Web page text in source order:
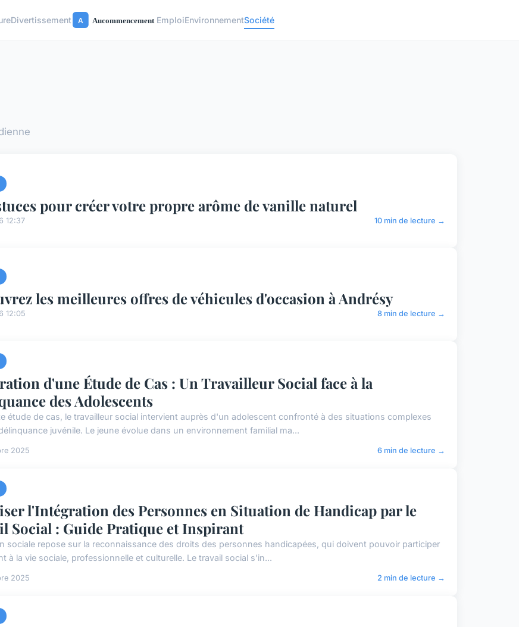
Divertissement EmploiEnvironnementSociété
pour créer votre propre arôme de vanille naturel
12:37 10 min de lecture →
les meilleures offres de véhicules d'occasion à Andrésy
12:05 8 min de lecture →
d'une Étude de Cas : Un Travailleur Social face à la
des Adolescents
étude de cas, le travailleur social intervient auprès d'un adolescent confronté à des situations complexes
juvénile. Le jeune évolue dans un environnement familial ma...
2025 6 min de lecture →
l'Intégration des Personnes en Situation de Handicap par le
Social : Guide Pratique et Inspirant
sociale repose sur la reconnaissance des droits des personnes handicapées, qui doivent pouvoir participer
à la vie sociale, professionnelle et culturelle. Le travail social s'in...
2025 2 min de lecture →